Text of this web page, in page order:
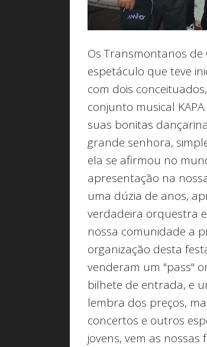
Os Transmontanos
espetáculo que teve
com dois
conjunto musical
suas bonitas
grande senhora,
ela se afirmou no
apresentação na
uma dúzia de anos,
verdadeira orquestra
nossa comunidade a
organização desta
venderam um "pass"
bilhete de entrada, e
lembra dos preços,
concertos e outros
jovens, vem as